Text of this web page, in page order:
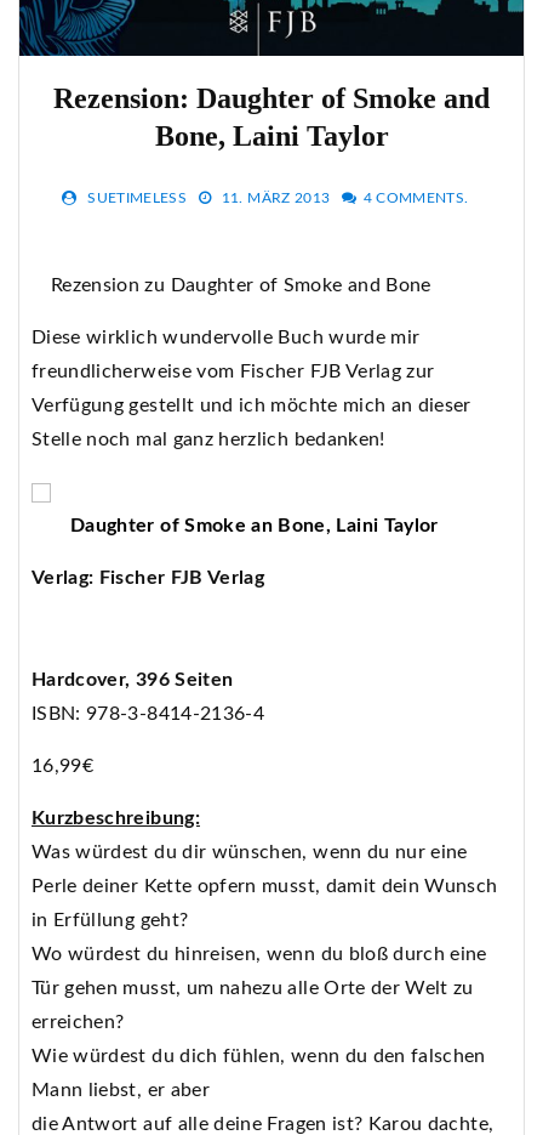
Rezension: Daughter of Smoke and
Bone, Laini Taylor
SUETIMELESS 11. MÄRZ 2013 4 COMMENTS.
Rezension zu Daughter of Smoke and Bone
Diese wirklich wundervolle Buch wurde mir
freundlicherweise vom Fischer FJB Verlag zur
Verfügung gestellt und ich möchte mich an dieser
Stelle noch mal ganz herzlich bedanken!
Daughter of Smoke an Bone, Laini Taylor
Verlag: Fischer FJB Verlag
Hardcover, 396 Seiten
ISBN: 978-3-8414-2136-4
16,99€
Kurzbeschreibung:
Was würdest du dir wünschen, wenn du nur eine
Perle deiner Kette opfern musst, damit dein Wunsch
in Erfüllung geht?
Wo würdest du hinreisen, wenn du bloß durch eine
Tür gehen musst, um nahezu alle Orte der Welt zu
erreichen?
Wie würdest du dich fühlen, wenn du den falschen
Mann liebst, er aber
die Antwort auf alle deine Fragen ist? Karou dachte,